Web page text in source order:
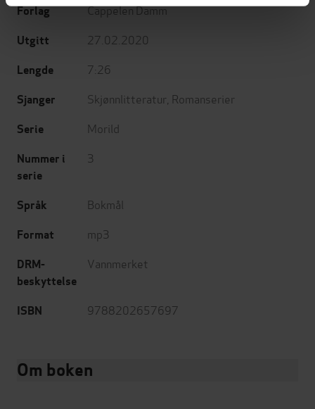
Forlag Cappelen Damm
Utgitt 27.02.2020
Lengde 7:26
Sjanger Skjønnlitteratur Romanserier
Serie Morild
Nummer i
serie
3
Språk Bokmål
Format mp3
DRM-
beskyttelse
Vannmerket
ISBN 9788202657697
Om boken